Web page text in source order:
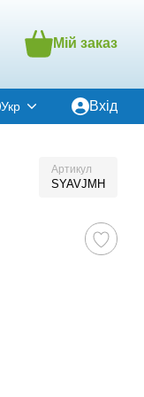
Мій заказ
Укр Вхід
Артикул
SYAVJMH